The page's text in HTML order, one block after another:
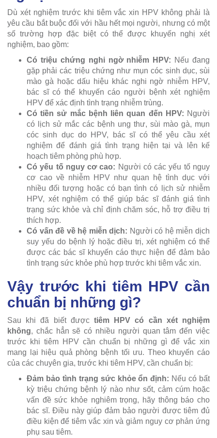
Dù xét nghiệm trước khi tiêm vắc xin HPV không phải là
yêu cầu bắt buộc đối với hầu hết mọi người, nhưng có một
số trường hợp đặc biệt có thể được khuyến nghị xét
nghiệm, bao gồm:
Có triệu chứng nghi ngờ nhiễm HPV: Nếu đang
gặp phải các triệu chứng như mụn cóc sinh dục, sùi
mào gà hoặc dấu hiệu khác nghi ngờ nhiễm HPV,
bác sĩ có thể khuyến cáo người bệnh xét nghiệm
HPV để xác định tình trạng nhiễm trùng.
Có tiền sử mắc bệnh liên quan đến HPV: Người
có lịch sử mắc các bệnh ung thư, sùi mào gà, mụn
cóc sinh dục do HPV, bác sĩ có thể yêu cầu xét
nghiệm để đánh giá tình trạng hiện tại và lên kế
hoạch tiêm phòng phù hợp.
Có yếu tố nguy cơ cao: Người có các yếu tố nguy
cơ cao về nhiễm HPV như quan hệ tình dục với
nhiều đối tượng hoặc có bạn tình có lịch sử nhiễm
HPV, xét nghiệm có thể giúp bác sĩ đánh giá tình
trạng sức khỏe và chỉ định chăm sóc, hỗ trợ điều trị
thích hợp.
Có vấn đề về hệ miễn dịch: Người có hệ miễn dịch
suy yếu do bệnh lý hoặc điều trị, xét nghiệm có thể
được các bác sĩ khuyến cáo thực hiện để đảm bảo
tình trạng sức khỏe phù hợp trước khi tiêm vắc xin.
Vậy trước khi tiêm HPV cần
chuẩn bị những gì?
Sau khi đã biết được tiêm HPV có cần xét nghiệm
không, chắc hẳn sẽ có nhiều người quan tâm đến việc
trước khi tiêm HPV cần chuẩn bị những gì để vắc xin
mang lại hiệu quả phòng bệnh tối ưu. Theo khuyến cáo
của các chuyên gia, trước khi tiêm HPV, cần chuẩn bị:
Đảm bảo tình trạng sức khỏe ổn định: Nếu có bất
kỳ triệu chứng bệnh lý nào như sốt, cảm cúm hoặc
vấn đề sức khỏe nghiêm trọng, hãy thông báo cho
bác sĩ. Điều này giúp đảm bảo người được tiêm đủ
điều kiện để tiêm vắc xin và giảm nguy cơ phản ứng
phụ sau tiêm.